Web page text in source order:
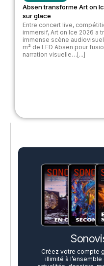
Absen transforme Art on
sur glace
Entre concert live,
immersif, Art on Ice 2026 a
immense scène
m² de LED Absen pour
narration visuelle…[...]
Créez votre compte
illimité à